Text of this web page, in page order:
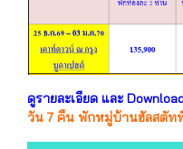
ดูรายละเอียด และ
วัน 7 คืน พักหมู่บ้านฮัลสตัทท์